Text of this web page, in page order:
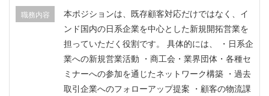
職務内容
本ポジションは、既存顧客対応だけではなく、イ
ンド国内の日系企業を中心とした新規開拓営業を
担っていただく役割です。 具体的には、 ・日系企
業への新規営業活動 ・商工会・業界団体・各種セ
ミナーへの参加を通じたネットワーク構築 ・過去
取引企業へのフォローアップ提案 ・顧客の物流課